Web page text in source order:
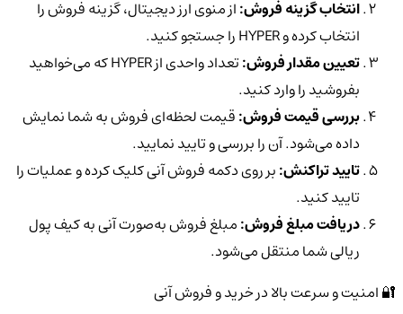
انتخاب گزینه فروش:از منوی ارز دیجیتال، گزینه فروش را
انتخاب کرده و HYPER را جستجو کنید.
تعیین مقدار فروش:
تعداد واحدی از HYPER که می‌خواهید
بفروشید را وارد کنید.
بررسی قیمت فروش:قیمت لحظه‌ای فروش به شما نمایش
داده می‌شود. آن را بررسی و تایید نمایید.
تایید تراکنش:بر روی دکمه فروش آنی کلیک کرده و عملیات را
تایید کنید.
دریافت مبلغ فروش:مبلغ فروش به‌صورت آنی به کیف پول
ریالی شما منتقل می‌شود.
🔐 امنیت و سرعت بالا در خرید و فروش آنی